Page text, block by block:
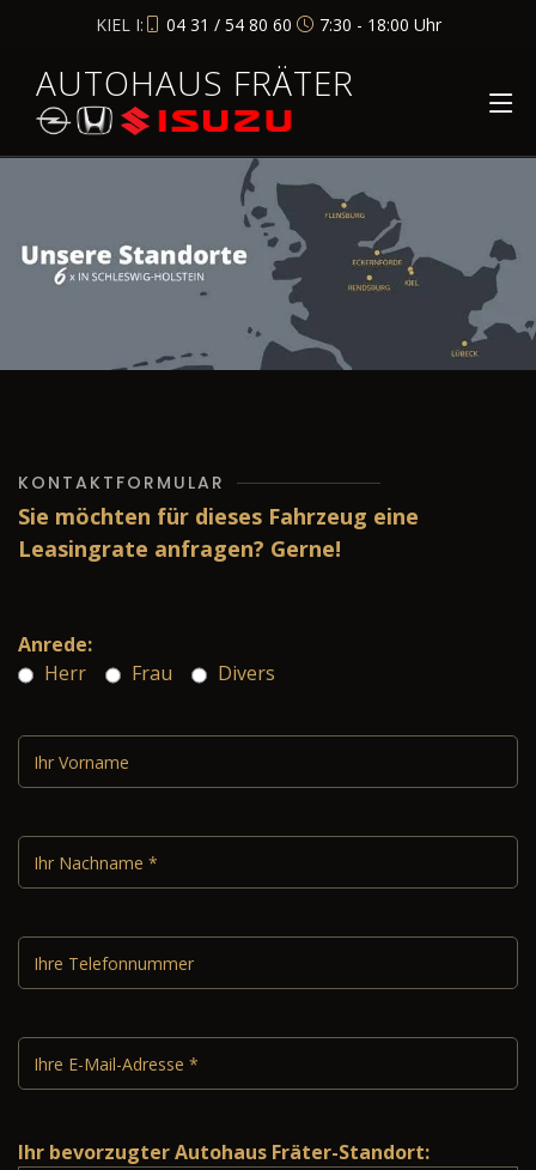
KIEL I: 04 31 / 54 80 60 7:30 - 18:00 Uhr
AUTOHAUS FRÄTER
KONTAKTFORMULAR
Sie möchten für dieses Fahrzeug eine
Leasingrate anfragen? Gerne!
Anrede:
Herr
Frau Divers
Ihr bevorzugter Autohaus Fräter-Standort: